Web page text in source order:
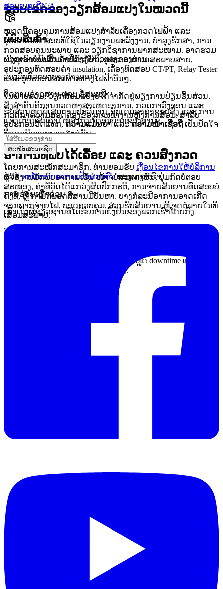
ຂອບເຂດຂອງວຽກສ້ອມແປງໃນໝວດນີ້
ໝວດນີ້ຄອບຄຸມການສ້ອມແປງສຳລັບເຄື່ອງກວດໄຟຟ້າ ແລະ
ອຸປະກອນທົດສອບທີ່ໃຊ້ໃນວຽກງານພະລັງງານ, ບຳລຸງຮັກສາ, ການ
ກວດສອບຄຸນນະພາບ ແລະ ວຽກວິຊາການພາກສະໜາມ. ອາດຮວມ
ເຖິງອຸປະກອນວັດແທກແຮງດັນ, ອຸປະກອນກວດສະພາບສາຍ,
ອຸປະກອນທົດສອບຄ່າ insulation, ເຄື່ອງທົດສອບ CT/PT, Relay Tester
ແລະ ອຸປະກອນສະເພາະທາງໄຟຟ້າອື່ນໆ.
ໃນພາບລວມ, ວຽກສ້ອມແປງບໍ່ໄດ້ຈຳກັດຢູ່ພຽງການປ່ຽນຊິ້ນສ່ວນ.
ສິ່ງສຳຄັນຄືການກວດຫາສາເຫດອາການ, ກວດກາວົງຈອນ ແລະ
ກວດກາຄວາມສອດຄ່ອງຂອງການທຳງານຫຼັງການສ້ອມ. ສຳລັບ
ອຸປະກອນວັດແທກ,ຄວາມແມ່ນຍຳແລະຄວາມໜ້າເຊື່ອຖືເປັນປັດໃຈ
ທີ່ຄວນພິຈາລະນາຄຽງຄູ່ກັນ.
ອາການທີ່ພົບໄດ້ເລື້ອຍ ແລະ ຄວນສົ່ງກວດ
ຜູ້ໃຊ້ງານມັກພົບອາການເຊັ່ນ ໜ້າຈໍບໍ່ສະແດງຜົນ, ປຸ່ມກົດບໍ່ຕອບ
ສະໜອງ, ຄ່າທີ່ວັດໄດ້ແກວ່ງຜິດປົກກະຕິ, ການຈ່າຍສັນຍານທົດສອບບໍ່
ຄົງທີ່, ຫຼື ການຕໍ່ພອດສື່ສານມີບັນຫາ. ບາງກໍລະນີອາການອາດເກີດ
ຈາກພາກຈ່າຍໄຟ, ບອດຄວບຄຸມ, ສ່ວນຮັບສັນຍານ ຫຼື ຈຸດຕໍ່ພາຍໃນທີ່
ເສື່ອມສະພາບ.
ຖ້າອຸປະກອນເຄີຍຜ່ານການໃຊ້ງານໜັກ, ເຄື່ອນຍ້າຍບ່ອຍ, ຖືກຄວາມ
ສ້ອມແປງຕັ້ງແຕ່ເຫັນອາການເລີ່ມຕົ້ນ ຊ່ວຍຫຼຸດ downtime ແລະ
ປ້ອງກັນການວັດຄ່າຜິດພາດໃນວຽກຈິງ.
ສອບເບກເກີN/A
ບໍ່ພົບສິນຄ້າ
ພວກເຮົາບໍ່ພົບສິນຄ້າທີ່ກົງກັບຕົວຕອງຂອງທ່ານ.
ລອງລົບຕົວຕອງບາງຢ່າງອອກ.
ຕິດຕາມຂ່າວສານ ແລະ ຂໍ້ສະເໜີ
ຮັບສ່ວນຫຼຸດພິເສດຕາມປະລິມານ, ອັບເດດລາຄາຂາຍສົ່ງ ແລະ ການ
ແຈ້ງເຕືອນສິນຄ້າໃໝ່ສົ່ງກົງເຖິງອິນບັອກຂອງທ່ານ.
ສະໝັກສະມາຊິກ
ໂດຍການສະໝັກສະມາຊິກ, ທ່ານຍອມຮັບ ເງື່ອນໄຂການໃຫ້ບໍລິການ
ແລະນະໂຍບາຍຄວາມເປັນສ່ວນຕົວຂອງພວກເຮົາ.
ການຊ່ວຍເຫຼືໍາດ່ວນ
ເຂົ້າເຖິງຜູ້ຊ່ຽວຊານທີ່ໄດ້ຮັບການຢັ້ງຢືນຂອງພວກເຮົາໂດຍກົງ